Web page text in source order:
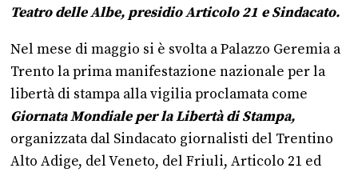
Teatro delle Albe, presidio Articolo 21 e Sindacato.
Nel mese di maggio si è svolta a Palazzo Geremia a
Trento la prima manifestazione nazionale per la
libertà di stampa alla vigilia proclamata come
Giornata Mondiale per la Libertà di Stampa,
organizzata dal Sindacato giornalisti del Trentino
Alto Adige, del Veneto, del Friuli, Articolo 21 ed